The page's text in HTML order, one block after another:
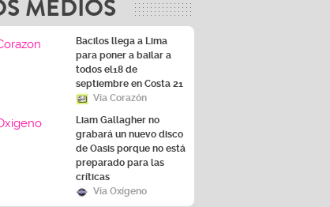
MEDIOS
Bacilos llega a Lima
para poner a bailar a
todos el18 de
septiembre en Costa 21
Vía Corazón
Liam Gallagher no
grabará un nuevo disco
de Oasis porque no está
preparado para las
críticas
Vía Oxígeno